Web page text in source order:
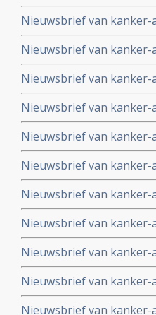
Nieuwsbrief van kanker-
Nieuwsbrief van kanker-
Nieuwsbrief van kanker-
Nieuwsbrief van kanker-
Nieuwsbrief van kanker-
Nieuwsbrief van kanker-
Nieuwsbrief van kanker-
Nieuwsbrief van kanker-
Nieuwsbrief van kanker-
Nieuwsbrief van kanker-
Nieuwsbrief van kanker-